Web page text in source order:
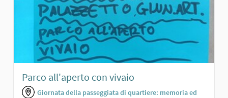
Parco all'aperto con vivaio
Giornata della passeggiata di quartiere: memoria ed